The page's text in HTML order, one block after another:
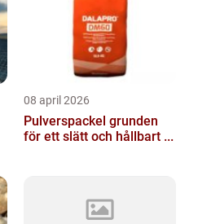
08 april 2026
Pulverspackel grunden
för ett slätt och hållbart ...